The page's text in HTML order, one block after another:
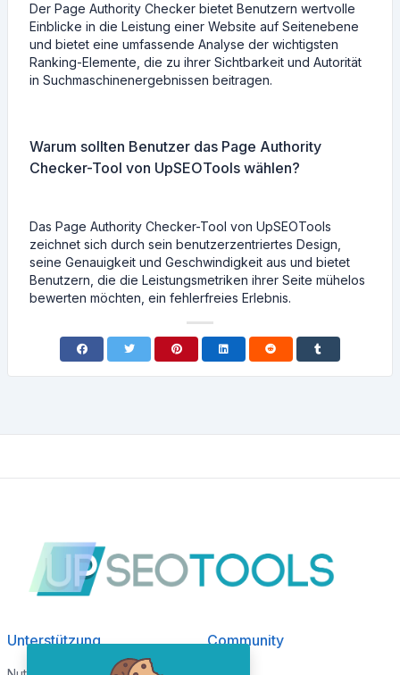
Der Page Authority Checker bietet Benutzern wertvolle
Einblicke in die Leistung einer Website auf Seitenebene
und bietet eine umfassende Analyse der wichtigsten
Ranking-Elemente, die zu ihrer Sichtbarkeit und Autorität
in Suchmaschinenergebnissen beitragen.
Warum sollten Benutzer das Page Authority
Checker-Tool von UpSEOTools wählen?
Das Page Authority Checker-Tool von UpSEOTools
zeichnet sich durch sein benutzerzentriertes Design,
seine Genauigkeit und Geschwindigkeit aus und bietet
Benutzern, die die Leistungsmetriken ihrer Seite mühelos
bewerten möchten, ein fehlerfreies Erlebnis.
Unterstützung Community